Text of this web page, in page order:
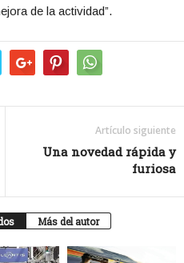
de la actividad”.
Artículo siguiente
Una novedad rápida y
furiosa
Más del autor